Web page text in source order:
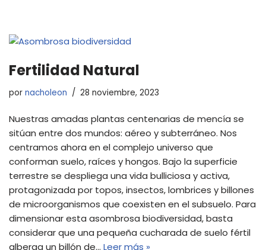
Fertilidad Natural
por nacholeon 28 noviembre, 2023
Nuestras amadas plantas centenarias de mencía se
sitúan entre dos mundos: aéreo y subterráneo. Nos
centramos ahora en el complejo universo que
conforman suelo, raíces y hongos. Bajo la superficie
terrestre se despliega una vida bulliciosa y activa,
protagonizada por topos, insectos, lombrices y billones
de microorganismos que coexisten en el subsuelo. Para
dimensionar esta asombrosa biodiversidad, basta
considerar que una pequeña cucharada de suelo fértil
alberga un billón de… Leer más »